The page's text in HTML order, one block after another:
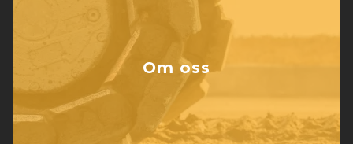
Om oss